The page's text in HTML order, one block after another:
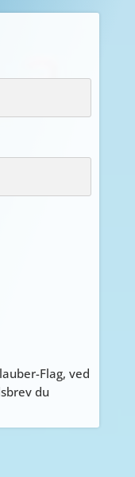
Flag, ved
du